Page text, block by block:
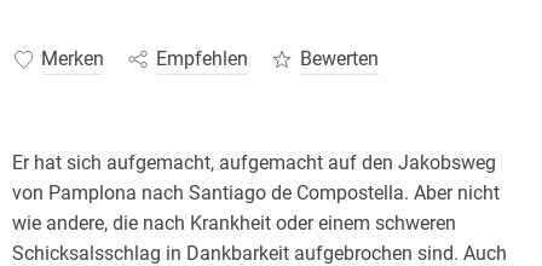
Merken Empfehlen Bewerten
Er hat sich aufgemacht, aufgemacht auf den Jakobsweg
von Pamplona nach Santiago de Compostella. Aber nicht
wie andere, die nach Krankheit oder einem schweren
Schicksalsschlag in Dankbarkeit aufgebrochen sind. Auch